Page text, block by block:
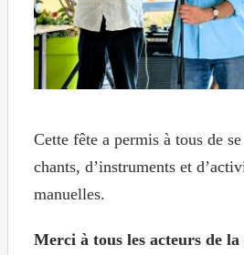
Cette fête a permis à tous de
chants, d’instruments et
manuelles.
Merci à tous les acteurs de la